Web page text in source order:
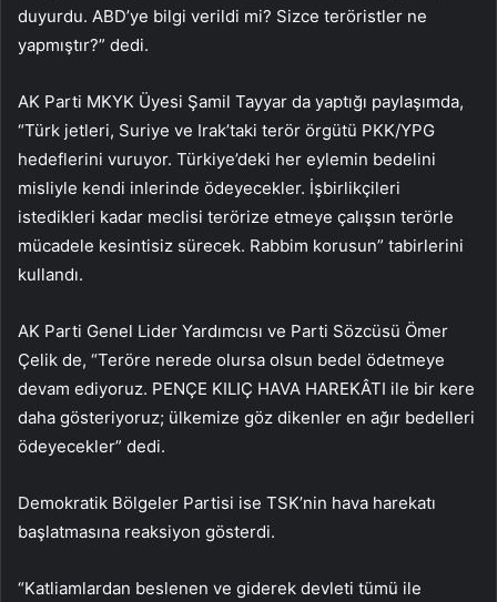
duyurdu. ABD’ye bilgi verildi mi? Sizce teröristler ne
yapmıştır?” dedi.
AK Parti MKYK Üyesi Şamil Tayyar da yaptığı paylaşımda,
“Türk jetleri, Suriye ve Irak’taki terör örgütü PKK/YPG
hedeflerini vuruyor. Türkiye’deki her eylemin bedelini
misliyle kendi inlerinde ödeyecekler. İşbirlikçileri
istedikleri kadar meclisi terörize etmeye çalışsın terörle
mücadele kesintisiz sürecek. Rabbim korusun” tabirlerini
kullandı.
AK Parti Genel Lider Yardımcısı ve Parti Sözcüsü Ömer
Çelik de, “Teröre nerede olursa olsun bedel ödetmeye
devam ediyoruz. PENÇE KILIÇ HAVA HAREKÂTI ile bir kere
daha gösteriyoruz; ülkemize göz dikenler en ağır bedelleri
ödeyecekler” dedi.
Demokratik Bölgeler Partisi ise TSK’nin hava harekatı
başlatmasına reaksiyon gösterdi.
“Katliamlardan beslenen ve giderek devleti tümü ile